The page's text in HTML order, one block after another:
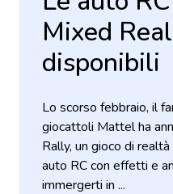
Mixed
disponibili
Lo scorso febbraio, il
giocattoli Mattel ha
Rally, un gioco di
auto RC con effetti e
immergerti in ...